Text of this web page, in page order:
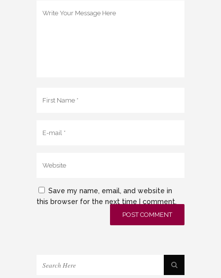
Save my name, email, and website in
this browser for the next time I comment.